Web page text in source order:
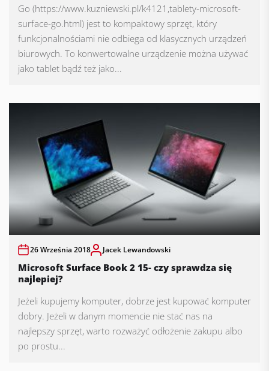
Go (https://www.kuzniewski.pl/k4121,tablety-microsoft-
surface-go.html) jest to kompaktowy sprzęt, który
funkcjonalnościami nie odbiega od klasycznych urządzeń
biurowych. To konwertowalne urządzenie można używać
jako tablet bądź też jako...
26 Września 2018 Jacek Lewandowski
Microsoft Surface Book 2 15- czy sprawdza się
najlepiej?
Jeżeli kupujemy komputer, dobrze jest kupować komputer
dobry. Jeżeli w danym momencie nie stać nas na
najlepszy sprzęt, warto rozważyć odłożenie zakupu albo
po prostu...